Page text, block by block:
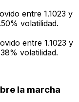
entre 1.1023 y
volatilidad.
entre 1.1023 y
volatilidad.
la marcha